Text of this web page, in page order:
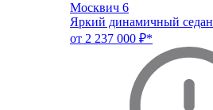
Москвич 6
Яркий динамичный седан
от 2 237 000 ₽*